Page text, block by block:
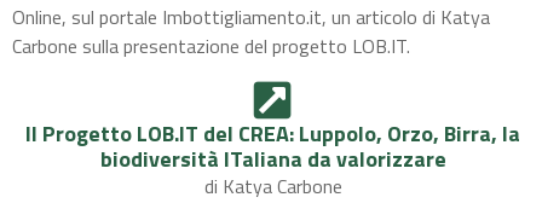
Online, sul portale Imbottigliamento.it, un articolo di Katya
Carbone sulla presentazione del progetto LOB.IT.
Il Progetto LOB.IT del CREA: Luppolo, Orzo, Birra, la
biodiversità ITaliana da valorizzare​
di Katya Carbone